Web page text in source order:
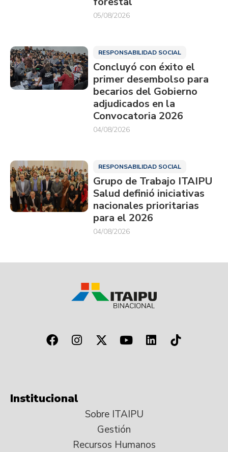
05/08/2026
RESPONSABILIDAD SOCIAL
Concluyó con éxito el
primer desembolso para
becarios del Gobierno
adjudicados en la
Convocatoria 2026
04/08/2026
RESPONSABILIDAD SOCIAL
Grupo de Trabajo ITAIPU
Salud definió iniciativas
nacionales prioritarias
para el 2026
04/08/2026
Institucional
Sobre ITAIPU
Gestión
Recursos Humanos